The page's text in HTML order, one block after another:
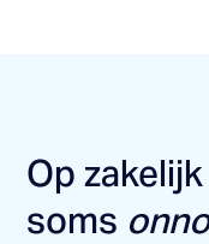
Op
soms